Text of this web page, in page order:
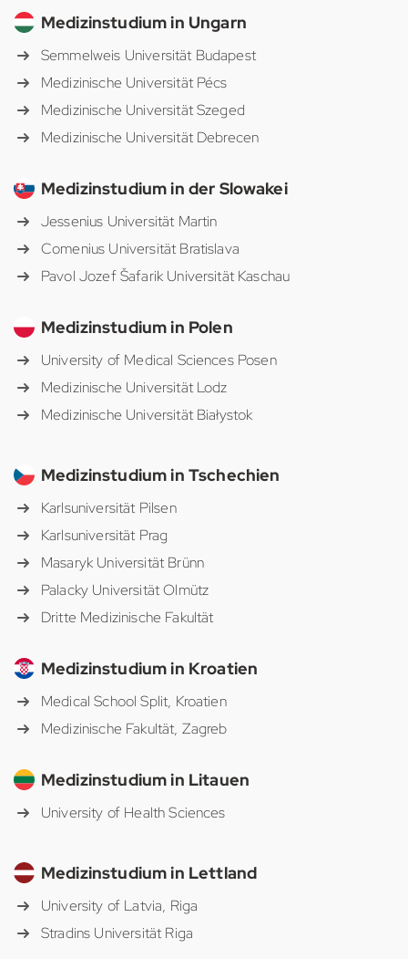
Medizinstudium in Ungarn
Semmelweis Universität Budapest
Medizinische Universität Pécs
Medizinische Universität Szeged
Medizinische Universität Debrecen
Medizinstudium in der Slowakei
Jessenius Universität Martin
Comenius Universität Bratislava
Pavol Jozef Šafarik Universität Kaschau
Medizinstudium in Polen
University of Medical Sciences Posen
Medizinische Universität Lodz
Medizinische Universität Białystok
Medizinstudium in Tschechien
Karlsuniversität Pilsen
Karlsuniversität Prag
Masaryk Universität Brünn
Palacky Universität Olmütz
Dritte Medizinische Fakultät
Medizinstudium in Kroatien
Medical School Split, Kroatien
Medizinische Fakultät, Zagreb
Medizinstudium in Litauen
University of Health Sciences
Medizinstudium in Lettland
University of Latvia, Riga
Stradins Universität Riga